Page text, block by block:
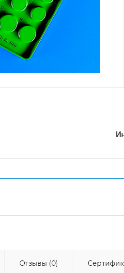
Отзывы (0)